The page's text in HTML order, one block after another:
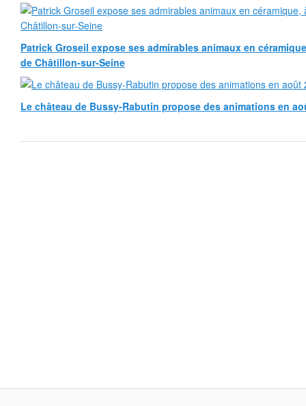
Patrick Groseil expose ses admirables animaux en
de Châtillon-sur-Seine
Le château de Bussy-Rabutin propose des animations en